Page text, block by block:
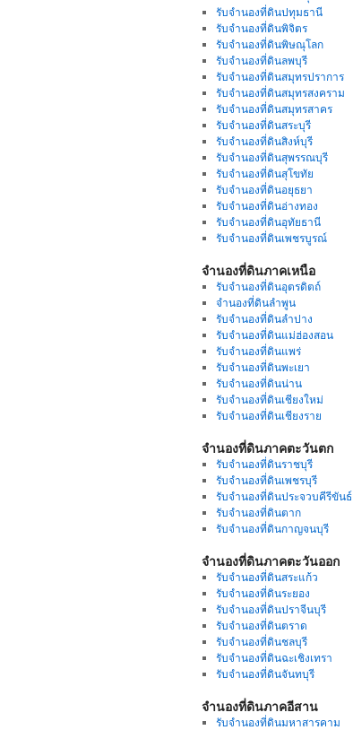
รับจำนองที่ดินปทุมธานี
รับจำนองที่ดินพิจิตร
รับจำนองที่ดินพิษณุโลก
รับจำนองที่ดินลพบุรี
รับจำนองที่ดินสมุทรปราการ
รับจำนองที่ดินสมุทรสงคราม
รับจำนองที่ดินสมุทรสาคร
รับจำนองที่ดินสระบุรี
รับจำนองที่ดินสิงห์บุรี
รับจำนองที่ดินสุพรรณบุรี
รับจำนองที่ดินสุโขทัย
รับจำนองที่ดินอยุธยา
รับจำนองที่ดินอ่างทอง
รับจำนองที่ดินอุทัยธานี
รับจำนองที่ดินเพชรบูรณ์
จำนองที่ดินภาคเหนือ
รับจำนองที่ดินอุตรดิตถ์
จำนองที่ดินลำพูน
รับจำนองที่ดินลำปาง
รับจำนองที่ดินแม่ฮ่องสอน
รับจำนองที่ดินแพร่
รับจำนองที่ดินพะเยา
รับจำนองที่ดินน่าน
รับจำนองที่ดินเชียงใหม่
รับจำนองที่ดินเชียงราย
จำนองที่ดินภาคตะวันตก
รับจำนองที่ดินราชบุรี
รับจำนองที่ดินเพชรบุรี
รับจำนองที่ดินประจวบคีรีขันธ์
รับจำนองที่ดินตาก
รับจำนองที่ดินกาญจนบุรี
จำนองที่ดินภาคตะวันออก
รับจำนองที่ดินสระแก้ว
รับจำนองที่ดินระยอง
รับจำนองที่ดินปราจีนบุรี
รับจำนองที่ดินตราด
รับจำนองที่ดินชลบุรี
รับจำนองที่ดินฉะเชิงเทรา
รับจำนองที่ดินจันทบุรี
จำนองที่ดินภาคอีสาน
รับจำนองที่ดินมหาสารคาม